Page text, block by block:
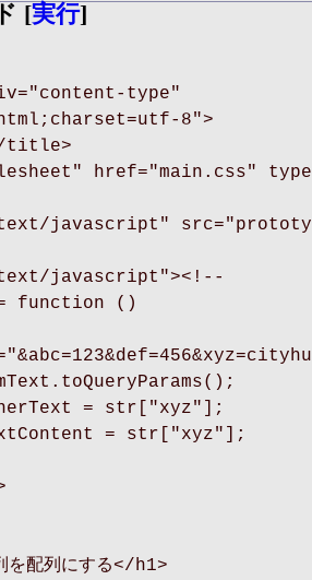
[実行]
type"
8">
title>
href="main.css"
javascript"
javascript"><!--
= function ()
= str["xyz"];
= str["xyz"];
を配列にする</h1>